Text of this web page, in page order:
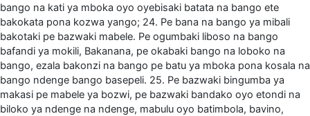
bango na kati ya mboka oyo oyebisaki batata na bango ete
bakokata pona kozwa yango; 24. Pe bana na bango ya mibali
bakotaki pe bazwaki mabele. Pe ogumbaki liboso na bango
bafandi ya mokili, Bakanana, pe okabaki bango na loboko na
bango, ezala bakonzi na bango pe batu ya mboka pona kosala na
bango ndenge bango basepeli. 25. Pe bazwaki bingumba ya
makasi pe mabele ya bozwi, pe bazwaki bandako oyo etondi na
biloko ya ndenge na ndenge, mabulu oyo batimbola, bavino,